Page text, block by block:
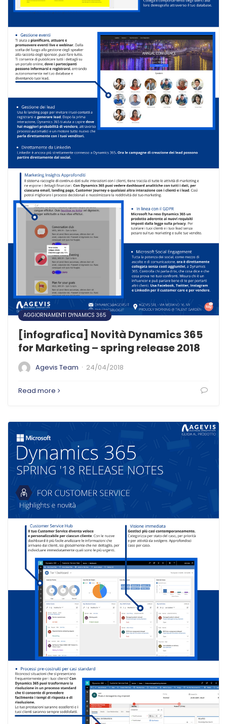
AGGIORNAMENTI DYNAMICS 365
[infografica] Novità Dynamics 365
for Marketing – spring release 2018
Agevis Team · 24/04/2018
Read more